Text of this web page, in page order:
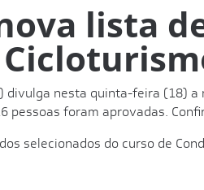
lista
divulga nesta quinta-feira (18)
pessoas foram aprovadas.
selecionados do curso de